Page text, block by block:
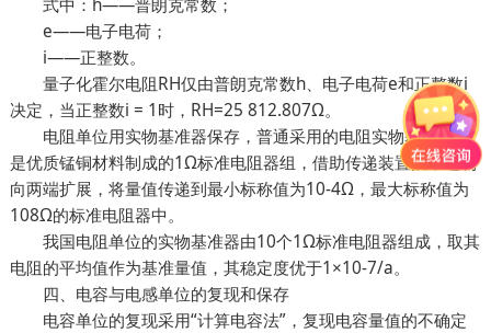
e——电子电荷；
i——正整数。
量子化霍尔电阻RH仅由普朗克常数h、电子电荷e和正整数i
决定，当正整数i = 1时，RH=25 812.807Ω。
电阻单位用实物基准器保存，普通采用的电阻实物基准器都
是优质锰铜材料制成的1Ω标准电阻器组，借助传递装置按十进制
向两端扩展，将量值传递到最小标称值为10-4Ω，最大标称值为
108Ω的标准电阻器中。
我国电阻单位的实物基准器由10个1Ω标准电阻器组成，取其
电阻的平均值作为基准量值，其稳定度优于1×10-7/a。
四、电容与电感单位的复现和保存
电容单位的复现采用“计算电容法”，复现电容量值的不确定